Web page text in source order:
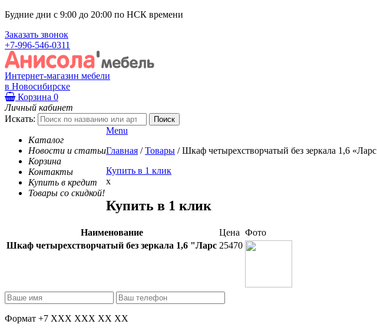
Будние дни с 9:00 до 20:00 по НСК времени
Заказать звонок
+7-996-546-0311
Интернет-магазин мебели
в Новосибирске
Корзина 0
Личный кабинет
Искать:
Каталог
Новости и статьи
Корзина
Контакты
Купить в кредит
Товары со скидкой!
Menu
Главная / Товары / Шкаф четырехстворчатый без зеркала 1,6 «Ларс
Купить в 1 клик
x
Купить в 1 клик
Наименование Цена Фото
Шкаф четырехстворчатый без зеркала 1,6 "Ларс 25470
Формат +7 XXX XXX XX XX